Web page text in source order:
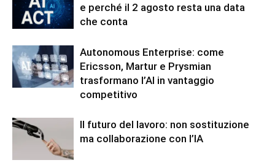
e perché il 2 agosto resta una data
che conta
Autonomous Enterprise: come
Ericsson, Martur e Prysmian
trasformano l’AI in vantaggio
competitivo
Il futuro del lavoro: non sostituzione
ma collaborazione con l’IA